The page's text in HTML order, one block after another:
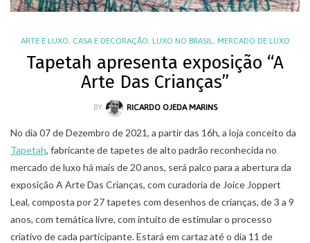
ARTE E LUXO, CASA E DECORAÇÃO, LUXO NO BRASIL, MERCADO DE LUXO
Tapetah apresenta exposição “A
Arte Das Crianças”
BY RICARDO OJEDA MARINS
No dia 07 de Dezembro de 2021, a partir das 16h, a loja conceito da
Tapetah, fabricante de tapetes de alto padrão reconhecida no
mercado de luxo há mais de 20 anos, será palco para a abertura da
exposição A Arte Das Crianças, com curadoria de Joice Joppert
Leal, composta por 27 tapetes com desenhos de crianças, de 3 a 9
anos, com temática livre, com intuito de estimular o processo
criativo de cada participante. Estará em cartaz até o dia 11 de